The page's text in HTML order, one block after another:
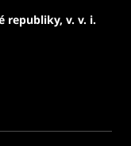
republiky, v. v. i.